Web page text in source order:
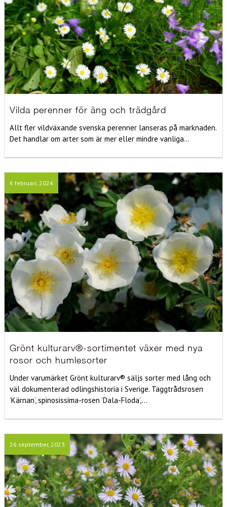
Vilda perenner för äng och trädgård
Allt fler vildväxande svenska perenner lanseras på marknaden.
Det handlar om arter som är mer eller mindre vanliga...
6 februari, 2024
Grönt kulturarv®-sortimentet växer med nya
rosor och humlesorter
Under varumärket Grönt kulturarv® säljs sorter med lång och
väl dokumenterad odlingshistoria i Sverige. Taggtrådsrosen
’Kärnan’, spinosissima-rosen ’Dala-Floda’,...
26 september, 2023